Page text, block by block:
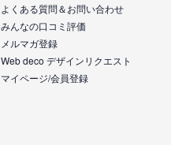
よくある質問＆お問い合わせ
みんなの口コミ評価
メルマガ登録
Web deco デザインリクエスト
マイページ/会員登録